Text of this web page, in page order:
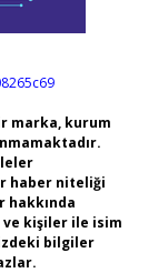
marka, kurum
haber niteliği
hakkında
ve kişiler ile isim
bilgiler